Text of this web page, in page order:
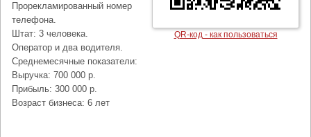
QR-код - как пользоваться
Прорекламированный номер
телефона.
Штат: 3 человека.
Оператор и два водителя.
Среднемесячные показатели:
Выручка: 700 000 р.
Прибыль: 300 000 р.
Возраст бизнеса: 6 лет